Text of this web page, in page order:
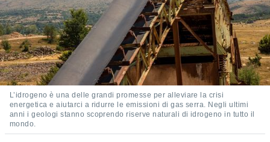
o
potrai
non
dei
L’idrogeno è una delle grandi promesse per alleviare la crisi
energetica e aiutarci a ridurre le emissioni di gas serra. Negli ultimi
anni i geologi stanno scoprendo riserve naturali di idrogeno in tutto il
mondo.